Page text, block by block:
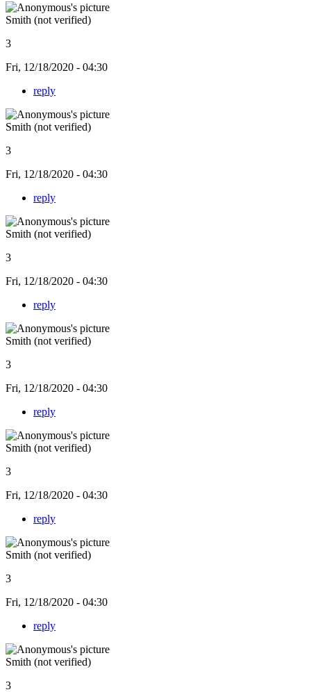
Smith (not verified)
3
Fri, 12/18/2020 - 04:30
reply
Smith (not verified)
3
Fri, 12/18/2020 - 04:30
reply
Smith (not verified)
3
Fri, 12/18/2020 - 04:30
reply
Smith (not verified)
3
Fri, 12/18/2020 - 04:30
reply
Smith (not verified)
3
Fri, 12/18/2020 - 04:30
reply
Smith (not verified)
3
Fri, 12/18/2020 - 04:30
reply
Smith (not verified)
3